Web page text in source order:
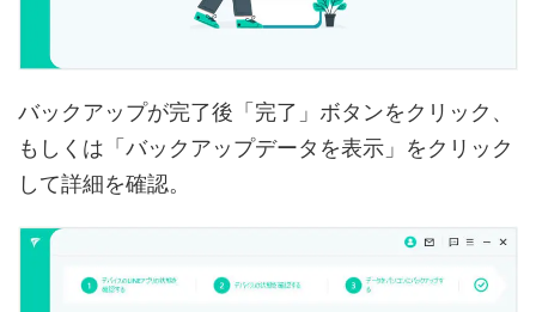
バックアップが完了後「完了」ボタンをクリック、
もしくは「バックアップデータを表示」をクリック
して詳細を確認。